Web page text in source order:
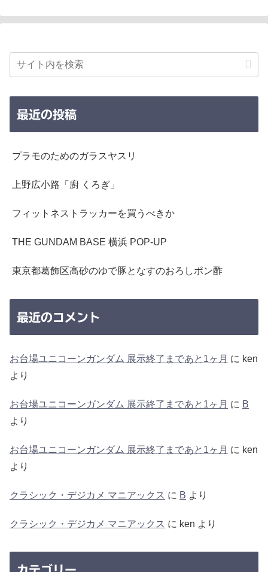
最近の投稿
プラモのためのガラスヤスリ
上野広小路「廚 くろぎ」
フィットネストラッカーを買うべきか
THE GUNDAM BASE 横浜 POP-UP
東京都葛飾区高砂のゆで豚となすのおろしポン酢
最近のコメント
お台場ユニコーンガンダム 展示終了まであと1ヶ月 に ken
より
お台場ユニコーンガンダム 展示終了まであと1ヶ月 に B
より
お台場ユニコーンガンダム 展示終了まであと1ヶ月 に ken
より
クラシック・デジカメ マニアックス に B より
クラシック・デジカメ マニアックス に ken より
カテゴリー